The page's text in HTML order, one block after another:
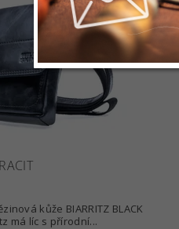
kůže BIARRITZ BLACK
má líc s přírodní...